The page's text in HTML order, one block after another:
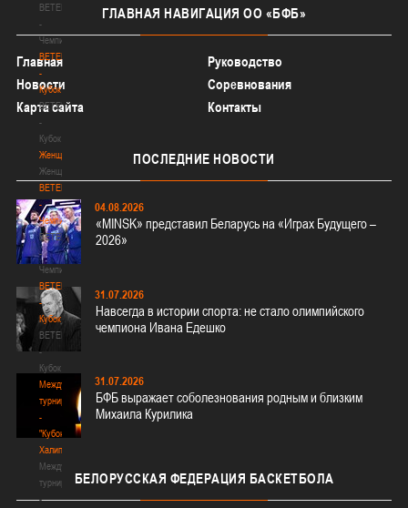
BETERA
-
Чемпионат
BETERA
-
Кубок
BETERA
-
Кубок
Женщины
Женщины
BETERA
-
Чемпионат
BETERA
-
Чемпионат
BETERA
-
Кубок
BETERA
-
Кубок
Международный
турнир
-
"Кубок
Халипского"
Международный
турнир
-
ГЛАВНАЯ НАВИГАЦИЯ ОО «БФБ»
Главная
Руководство
Новости
Соревнования
Карта сайта
Контакты
ПОСЛЕДНИЕ НОВОСТИ
04.08.2026
«MINSK» представил Беларусь на «Играх Будущего –
2026»
31.07.2026
Навсегда в истории спорта: не стало олимпийского
чемпиона Ивана Едешко
31.07.2026
БФБ выражает соболезнования родным и близким
Михаила Курилика
БЕЛОРУССКАЯ ФЕДЕРАЦИЯ БАСКЕТБОЛА